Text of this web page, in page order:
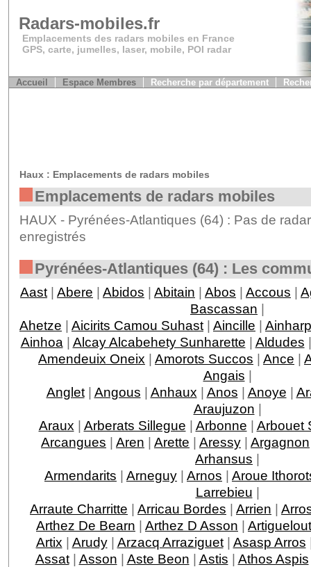
Radars-mobiles.fr
Emplacements des radars mobiles en France
GPS, carte, jumelles, laser, mobile, POI radar
Accueil Espace Membres Recherche par département
Haux : Emplacements de radars mobiles
Emplacements de radars mobiles
HAUX - Pyrénées-Atlantiques (64) : Pas de
enregistrés
Pyrénées-Atlantiques (64) : Les
Aast | Abere | Abidos | Abitain | Abos | Accous |
Bascassan |
Ahetze | Aicirits Camou Suhast | Aincille | Ainharp
Ainhoa | Alcay Alcabehety Sunharette | Aldudes
Amendeuix Oneix | Amorots Succos | Ance |
Angais |
Anglet| Angous | Anhaux | Anos | Anoye |
Araujuzon |
Araux | Arberats Sillegue | Arbonne | Arbouet
Arcangues | Aren | Arette | Aressy | Argagnon
Arhansus |
Armendarits | Arneguy | Arnos | Aroue
Larrebieu |
Arraute Charritte | Arricau Bordes | Arrien |
Arthez De Bearn | Arthez D Asson |
Artix | Arudy| Arzacq Arraziguet| Asasp Arros
Assat| Asson | Aste Beon | Astis | Athos Aspis